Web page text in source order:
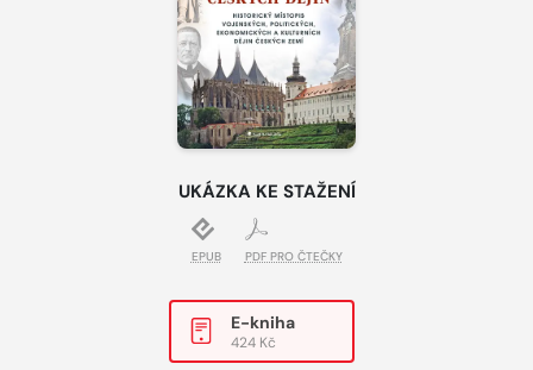
UKÁZKA KE STAŽENÍ
EPUB PDF PRO ČTEČKY
E-kniha
424 Kč